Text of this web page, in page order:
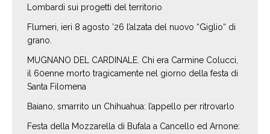
Lombardi sui progetti del territorio
Flumeri, ieri 8 agosto ’26 l’alzata del nuovo “Giglio“ di
grano.
MUGNANO DEL CARDINALE. Chi era Carmine Colucci,
il 60enne morto tragicamente nel giorno della festa di
Santa Filomena
Baiano, smarrito un Chihuahua: l’appello per ritrovarlo
Festa della Mozzarella di Bufala a Cancello ed Arnone: